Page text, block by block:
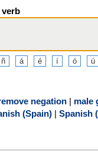
verb
negation | male
(Spain) | Spanish